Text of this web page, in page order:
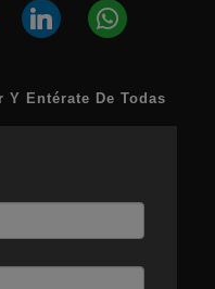
linkedin whatsapp
Y Entérate De Todas